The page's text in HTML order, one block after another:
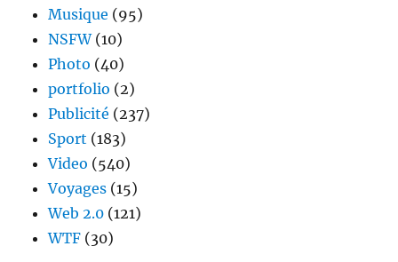
Musique (95)
NSFW(10)
Photo (40)
portfolio (2)
Publicité (237)
Sport (183)
Video (540)
Voyages (15)
Web 2.0 (121)
WTF (30)